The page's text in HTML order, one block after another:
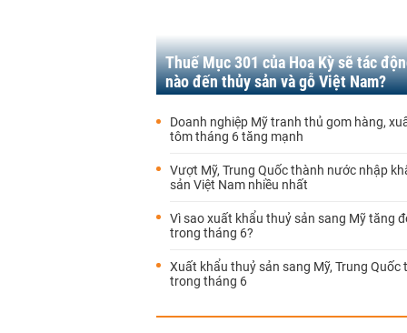
Thuế Mục 301 của Hoa Kỳ sẽ tác
nào đến thủy sản và gỗ Việt Nam?
Doanh nghiệp Mỹ tranh thủ gom hàng,
tôm tháng 6 tăng mạnh
Vượt Mỹ, Trung Quốc thành nước nhập
sản Việt Nam nhiều nhất
Vì sao xuất khẩu thuỷ sản sang Mỹ tăng
trong tháng 6?
Xuất khẩu thuỷ sản sang Mỹ, Trung Quốc
trong tháng 6